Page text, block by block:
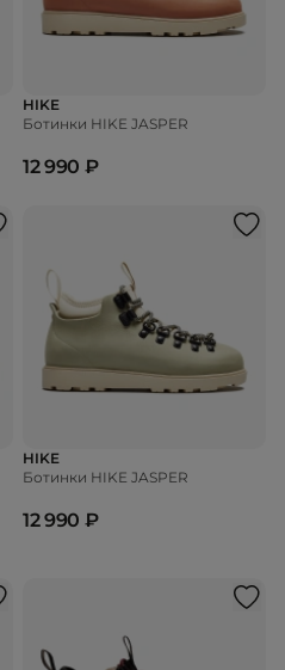
HIKE
Ботинки HIKE JASPER
12 990 ₽
HIKE
Ботинки HIKE JASPER
12 990 ₽